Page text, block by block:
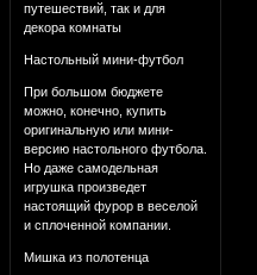
путешествий, так и для
декора комнаты
Настольный мини-футбол
При большом бюджете
можно, конечно, купить
оригинальную или мини-
версию настольного футбола.
Но даже самодельная
игрушка произведет
настоящий фурор в веселой
и сплоченной компании.
Мишка из полотенца